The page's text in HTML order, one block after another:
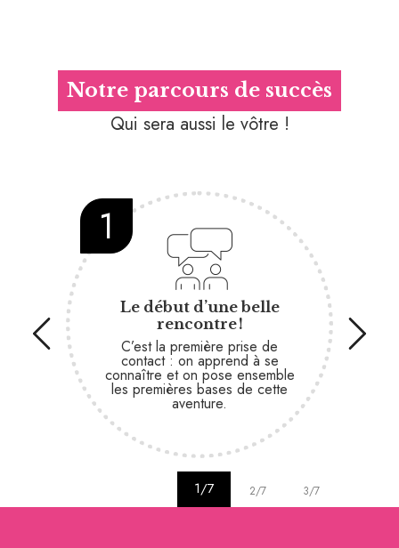
Notre parcours de succès
Qui sera aussi le vôtre !
1
Le début d’une belle
rencontre !
C’est la première prise de
contact : on apprend à se
connaître et on pose ensemble
les premières bases de cette
aventure.
1/7 2/7 3/7